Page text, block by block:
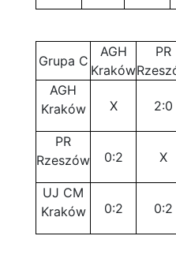
Grupa C
AGH
Kraków
PR
AGH
Kraków
X 2:0
PR
Rzeszów
0:2 X
UJ CM
Kraków
0:2 0:2